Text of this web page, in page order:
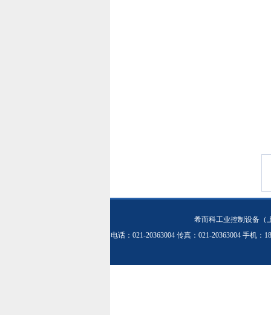
希而科工业控制设备（
电话：021-20363004 传真：021-20363004 手机：